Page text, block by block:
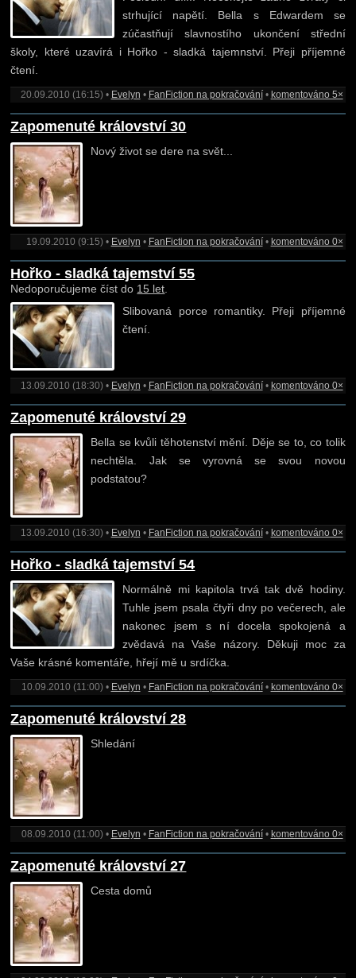
strhující napětí. Bella s Edwardem se
zúčastňují slavnostího ukončení střední
školy, které uzavírá i Hořko - sladká tajemnství. Přeji příjemné
čtení.
20.09.2010 (16:15) • Evelyn • FanFiction na pokračování• komentováno 5×
Zapomenuté království 30
Nový život se dere na svět...
19.09.2010 (9:15) • Evelyn • FanFiction na pokračování• komentováno 0×
Hořko - sladká tajemství 55
Nedoporučujeme číst do 15 let
Slibovaná porce romantiky. Přeji příjemné
čtení.
13.09.2010 (18:30) • Evelyn • FanFiction na pokračování• komentováno 0×
Zapomenuté království 29
Bella se kvůli těhotenství mění. Děje se to, co tolik
nechtěla. Jak se vyrovná se svou novou
podstatou?
13.09.2010 (16:30) • Evelyn • FanFiction na pokračování• komentováno 0×
Hořko - sladká tajemství 54
Normálně mi kapitola trvá tak dvě hodiny.
Tuhle jsem psala čtyři dny po večerech, ale
nakonec jsem s ní docela spokojená a
zvědavá na Vaše názory. Děkuji moc za
Vaše krásné komentáře, hřejí mě u srdíčka.
10.09.2010 (11:00) • Evelyn • FanFiction na pokračování• komentováno 0×
Zapomenuté království 28
Shledání
08.09.2010 (11:00) • Evelyn • FanFiction na pokračování• komentováno 0×
Zapomenuté království 27
Cesta domů